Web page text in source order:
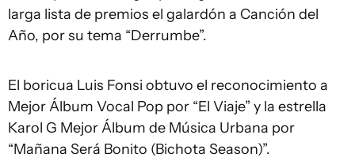
larga lista de premios el galardón a Canción del
Año, por su tema “Derrumbe”.
El boricua Luis Fonsi obtuvo el reconocimiento a
Mejor Álbum Vocal Pop por “El Viaje” y la estrella
Karol G Mejor Álbum de Música Urbana por
“Mañana Será Bonito (Bichota Season)”.